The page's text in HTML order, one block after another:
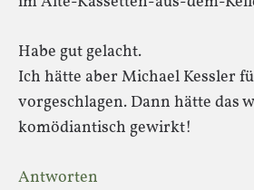
Habe gut gelacht.
Ich hätte aber Michael Kessler
vorgeschlagen. Dann hätte das
komödiantisch gewirkt!
Antworten